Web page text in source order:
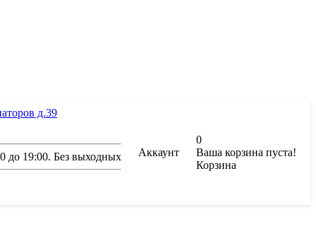
д.39
до 19:00. Без выходных Аккаунт
0
Ваша корзина пуста!
Корзина